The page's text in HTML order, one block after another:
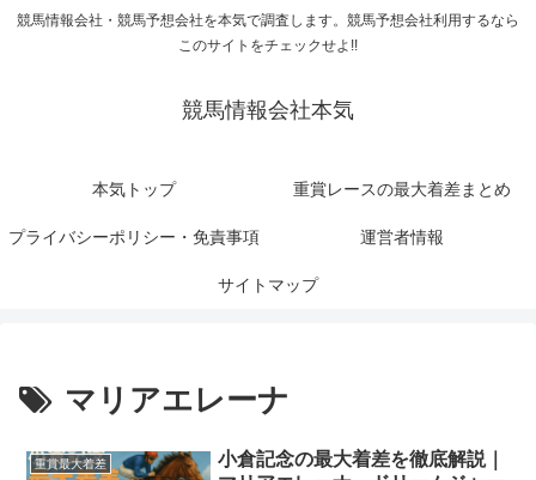
競馬情報会社・競馬予想会社を本気で調査します。競馬予想会社利用するなら
このサイトをチェックせよ!!
競馬情報会社本気
本気トップ 重賞レースの最大着差まとめ
プライバシーポリシー・免責事項 運営者情報
サイトマップ
マリアエレーナ
重賞最大着差
小倉記念の最大着差を徹底解説｜